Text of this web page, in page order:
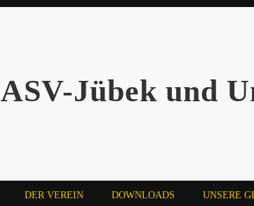
ASV-Jübek und
DER VEREIN DOWNLOADS UNSERE